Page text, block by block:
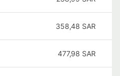
358,48 SAR
477,98 SAR